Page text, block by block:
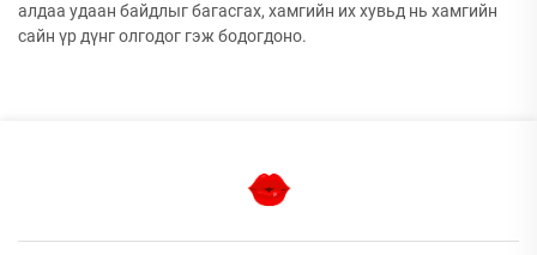
алдаа удаан байдлыг багасгах, хамгийн их хувьд нь хамгийн
сайн үр дүнг олгодог гэж бодогдоно.